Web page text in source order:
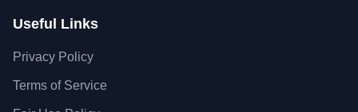
Useful Links
Privacy Policy
Terms of Service